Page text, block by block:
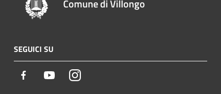
Comune di Villongo
SEGUICI SU
Facebook YoutubeInstagram